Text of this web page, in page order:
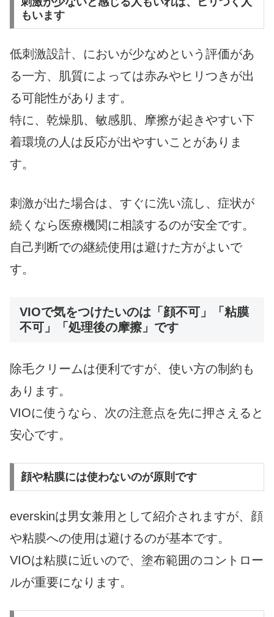
もいます
低刺激設計、においが少なめという評価があ
る一方、肌質によっては赤みやヒリつきが出
る可能性があります。
特に、乾燥肌、敏感肌、摩擦が起きやすい下
着環境の人は反応が出やすいことがありま
す。
刺激が出た場合は、すぐに洗い流し、症状が
続くなら医療機関に相談するのが安全です。
自己判断での継続使用は避けた方がよいで
す。
VIOで気をつけたいのは「顔不可」「粘膜
不可」「処理後の摩擦」です
除毛クリームは便利ですが、使い方の制約も
あります。
VIOに使うなら、次の注意点を先に押さえると
安心です。
顔や粘膜には使わないのが原則です
everskinは男女兼用として紹介されますが、顔
や粘膜への使用は避けるのが基本です。
VIOは粘膜に近いので、塗布範囲のコントロー
ルが重要になります。